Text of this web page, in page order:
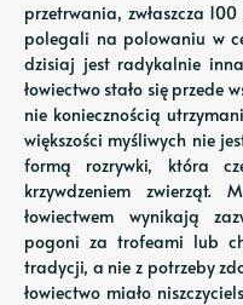
przetrwania, zwłaszcza
polegali na polowaniu w
dzisiaj jest radykalnie inna.
łowiectwo stało się przede
nie koniecznością
większości myśliwych nie
formą rozrywki, która
krzywdzeniem zwierząt.
łowiectwem wynikają
pogoni za trofeami lub
tradycji, a nie z potrzeby
łowiectwo miało